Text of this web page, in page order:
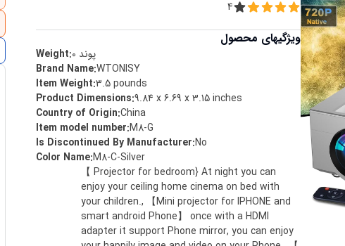
4
ویژگیهای محصول
Weight:0 پوند
Brand Name:‎WTONISY
Item Weight:‎3.5 pounds
Product Dimensions:‎9.84 x 6.69 x 3.15 inches
Country of Origin:‎China
Item model number:‎M8-G
Is Discontinued By Manufacturer:‎No
Color Name:‎M8-C-Silver
‎【 Projector for bedroom} At night you can
enjoy your ceiling home cinema on bed with
your children., 【Mini projector for IPHONE and
smart android Phone】 once with a HDMI
adapter it support Phone mirror, you can enjoy